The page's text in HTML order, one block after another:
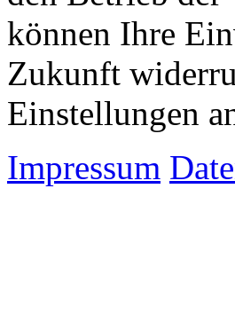
können Ihre
Zukunft
Einstellungen
Impressum